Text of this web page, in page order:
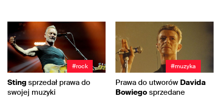
#rock
Sting sprzedał prawa do
swojej muzyki
#muzyka
Prawa do utworów Davida
Bowiego sprzedane